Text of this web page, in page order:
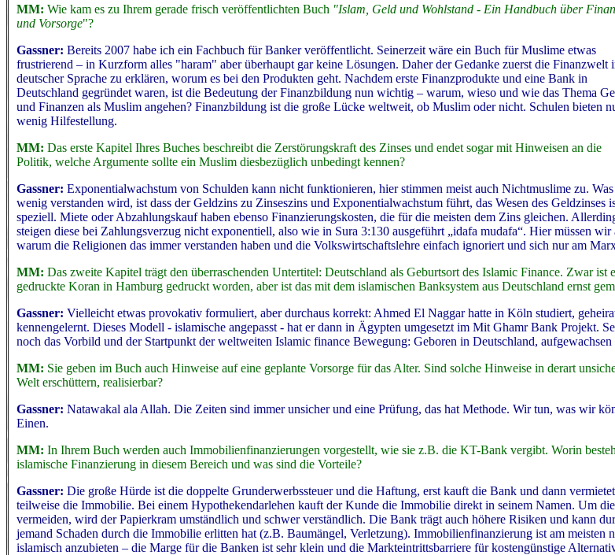
MM: Wie kam es zu Ihrem gerade frisch veröffentlichten Buch "Islam, Geld und Wohlstand - Ein Handbuch über
und Vorsorge"?
Gassner: Bereits 2007 habe ich ein Fachbuch für Banker veröffentlicht. Seinerzeit wäre ein Buch für Muslime etwas
frustrierend – in Kurzform alles "haram" aber überhaupt gar keine Lösungen. Daher der Gedanke zuerst die Finanzwelt
deutscher Sprache zu erklären, worum es bei den Produkten geht. Nachdem erste Finanzprodukte und eine Bank in
Deutschland gegründet waren, ist die Bedeutung der Finanzbildung nun wichtig – warum, wieso und wie das Thema
und Finanzen als Muslim angehen? Finanzbildung ist die große Lücke weltweit, ob Muslim oder nicht. Schulen bieten
wenig Hilfestellung.
MM: Das erste Kapitel Ihres Buches beschreibt die Zerstörungskraft des Zinses und endet sogar mit Hinweisen an die
Politik, welche Argumente sollte ein Muslim diesbezüglich unbedingt kennen?
Gassner: Exponentialwachstum von Schulden kann nicht funktionieren, hier stimmen meist auch Nichtmuslime zu. Was
wenig verstanden wird, ist dass der Geldzins zu Zinseszins und Exponentialwachstum führt, das Wesen des Geldzinses
speziell. Miete oder Abzahlungskauf haben ebenso Finanzierungskosten, die für die meisten dem Zins gleichen.
steigen diese bei Zahlungsverzug nicht exponentiell, also wie in Sura 3:130 ausgeführt „idafa mudafa“. Hier müssen wir
warum die Religionen das immer verstanden haben und die Volkswirtschaftslehre einfach ignoriert und sich nur am
MM: Das zweite Kapitel trägt den überraschenden Untertitel: Deutschland als Geburtsort des Islamic Finance. Zwar ist
gedruckte Koran in Hamburg gedruckt worden, aber ist das mit dem islamischen Banksystem aus Deutschland ernst
Gassner: Vielleicht etwas provokativ formuliert, aber durchaus korrekt: Ahmed El Naggar hatte in Köln studiert,
kennengelernt. Dieses Modell - islamische angepasst - hat er dann in Ägypten umgesetzt im Mit Ghamr Bank Projekt.
noch das Vorbild und der Startpunkt der weltweiten Islamic finance Bewegung: Geboren in Deutschland,
MM: Sie geben im Buch auch Hinweise auf eine geplante Vorsorge für das Alter. Sind solche Hinweise in derart
Welt erschüttern, realisierbar?
Gassner: Natawakal ala Allah. Die Zeiten sind immer unsicher und eine Prüfung, das hat Methode. Wir tun, was wir
Einen.
MM: In Ihrem Buch werden auch Immobilienfinanzierungen vorgestellt, wie sie z.B. die KT-Bank vergibt. Worin
islamische Finanzierung in diesem Bereich und was sind die Vorteile?
Gassner: Die große Hürde ist die doppelte Grunderwerbssteuer und die Haftung, erst kauft die Bank und dann
teilweise die Immobilie. Bei einem Hypothekendarlehen kauft der Kunde die Immobilie direkt in seinem Namen. Um
vermeiden, wird der Papierkram umständlich und schwer verständlich. Die Bank trägt auch höhere Risiken und kann
jemand Schaden durch die Immobilie erlitten hat (z.B. Baumängel, Verletzung). Immobilienfinanzierung ist am meisten
islamisch anzubieten – die Marge für die Banken ist sehr klein und die Markteintrittsbarriere für kostengünstige